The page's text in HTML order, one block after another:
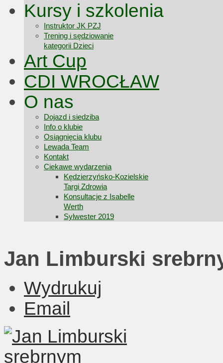
Kursy i szkolenia
Instruktor JK PZJ
Trening i sędziowanie
kategorii Dzieci
Art Cup
CDI WROCŁAW
O nas
Dojazd i siedziba
Info o klubie
Osiągnięcia klubu
Lewada Team
Kontakt
Ciekawe wydarzenia
Kędzierzyńsko-Kozielskie
Targi Zdrowia
Konsultacje z Isabelle
Werth
Sylwester 2019
Jan Limburski
Wydrukuj
Email